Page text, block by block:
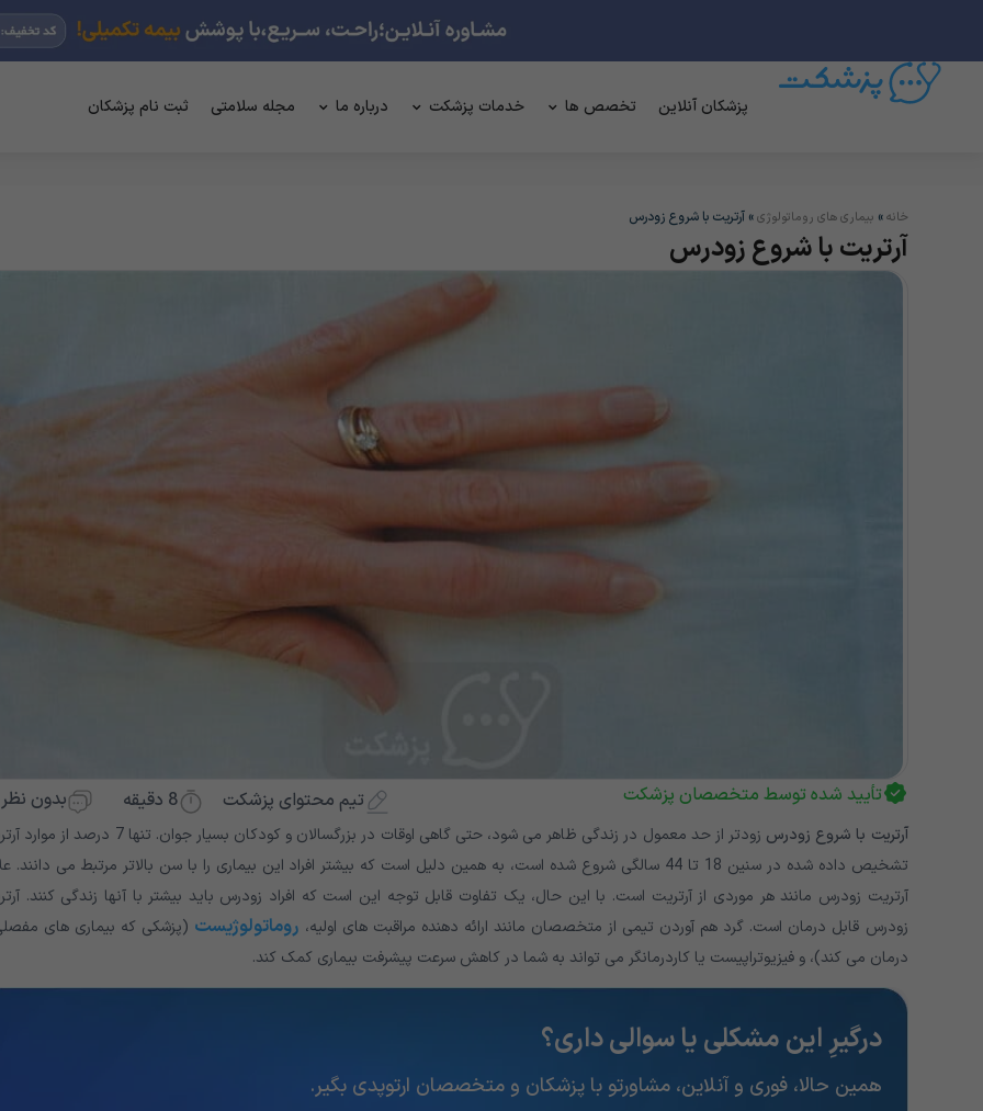
پزشکان آنلاین تخصص ها خدمات پزشکت درباره ما مجله سلامتی ثبت نام پزشکان
خانه» بیماری های روماتولوژی»آرتریت با شروع زودرس
آرتریت با شروع زودرس
تأیید شده توسط متخصصان پزشکت تیم محتوای پزشکت 8 دقیقه بدون نظر
آرتریت با شروع زودرس
زودتر از حد معمول در زندگی ظاهر می شود، حتی گاهی اوقات در بزرگسالان و کودکان بسیار جوان. تنها
تشخیص داده شده در سنین 18 تا 44 سالگی شروع شده است، به همین دلیل است که بیشتر افراد این بیماری را با سن بالاتر مرتبط می دانند.
آرتریت زودرس مانند هر موردی از آرتریت است. با این حال، یک تفاوت قابل توجه این است که افراد زودرس باید بیشتر با آنها زندگی کنند.
زودرس قابل درمان است. گرد هم آوردن تیمی از متخصصان مانند ارائه دهنده مراقبت های اولیه، روماتولوژیست (پزشکی که بیماری های
درمان می کند)، و فیزیوتراپیست یا کاردرمانگر می تواند به شما در کاهش سرعت پیشرفت بیماری کمک کند.
درگیرِ این مشکلی یا سوالی داری؟
همین حالا، فوری و آنلاین، مشاورتو با پزشکان و متخصصان ارتوپدی بگیر.